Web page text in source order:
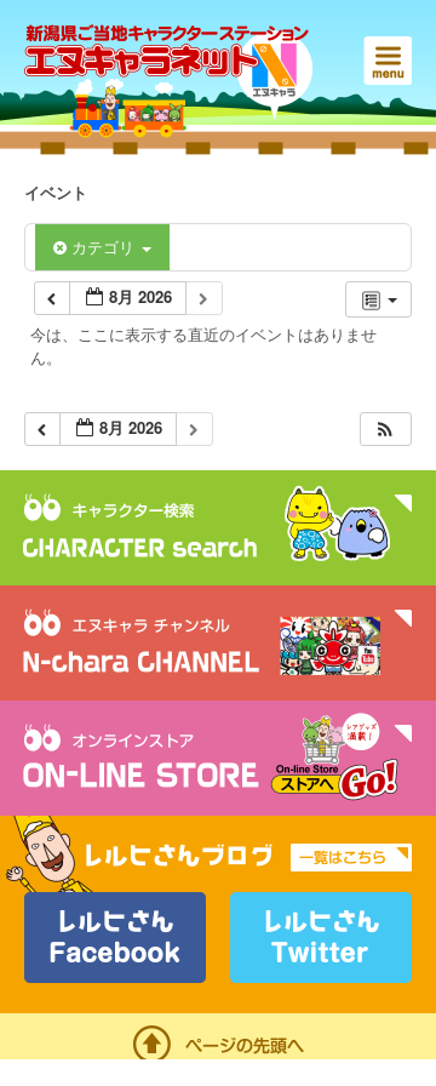
イベント
カテゴリ
8月 2026
今は、ここに表示する直近のイベントはありませ
ん。
8月 2026